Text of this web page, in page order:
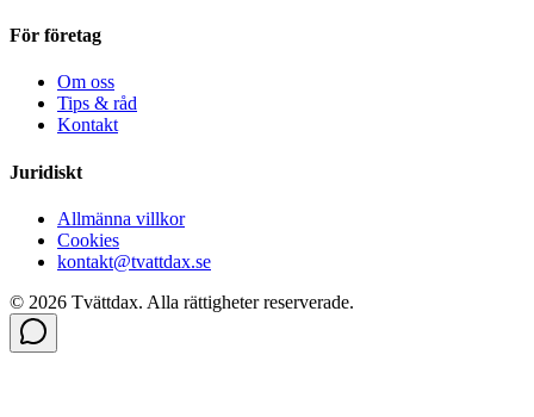
För företag
Om oss
Tips & råd
Kontakt
Juridiskt
Allmänna villkor
Cookies
kontakt@tvattdax.se
© 2026 Tvättdax. Alla rättigheter reserverade.